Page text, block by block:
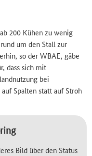
Bild über den Status
200 Kühen zu wenig
um den Stall zur
so der WBAE, gäbe
dass sich mit
bei
Spalten statt auf Stroh